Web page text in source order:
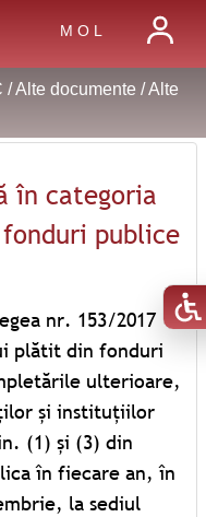
M O L
/Alte documente/Alte
în categoria
publice
nr. 153/2017
plătit din fonduri
ulterioare,
și instituțiilor
(1) și (3) din
în fiecare an, în
la sediul